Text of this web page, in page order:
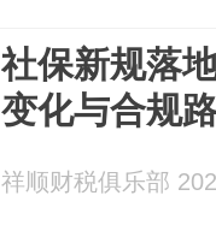
社保新规落
变化与合规
祥顺财税俱乐部